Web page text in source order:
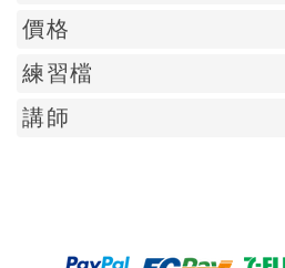
價格
練習檔
講師